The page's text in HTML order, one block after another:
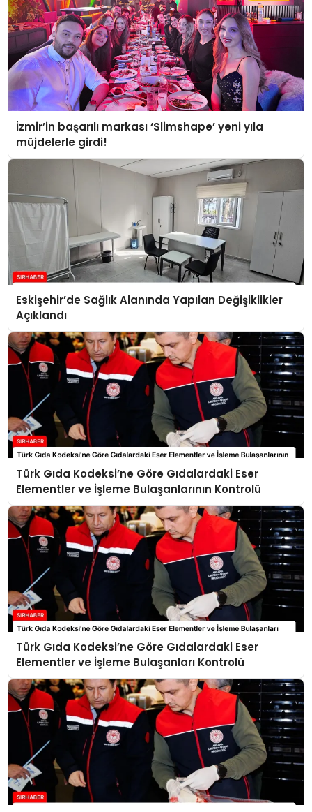
İzmir’in başarılı markası ‘Slimshape’ yeni yıla
müjdelerle girdi!
Eskişehir’de Sağlık Alanında Yapılan Değişiklikler
Açıklandı
Türk Gıda Kodeksi’ne Göre Gıdalardaki Eser
Elementler ve İşleme Bulaşanlarının Kontrolü
Türk Gıda Kodeksi’ne Göre Gıdalardaki Eser
Elementler ve İşleme Bulaşanları Kontrolü